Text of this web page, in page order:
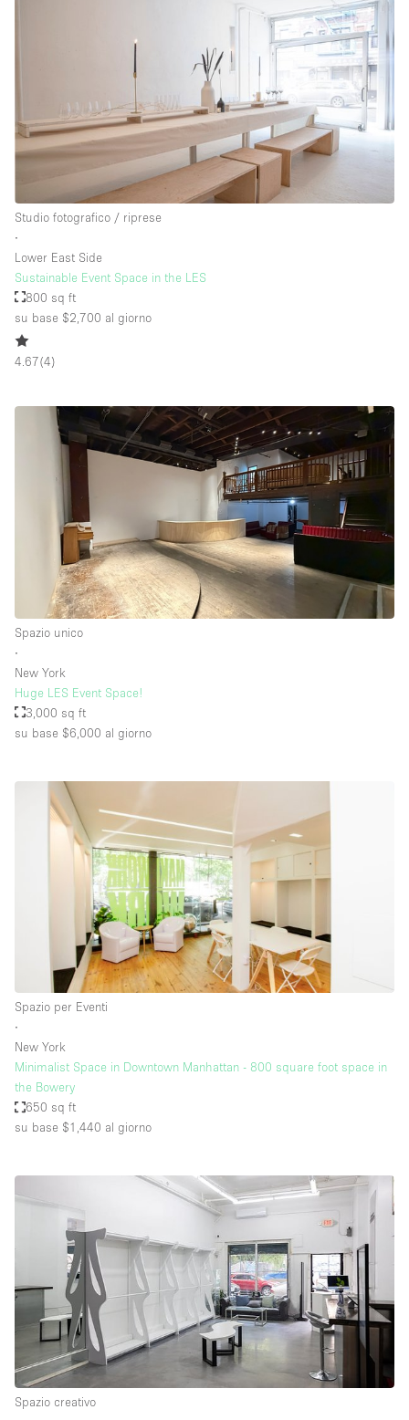
Studio fotografico / riprese
∙
Lower East Side
Sustainable Event Space in the LES
800 sq ft
su base $2,700 al giorno
4.67(4)
Spazio unico
∙
New York
Huge LES Event Space!
3,000 sq ft
su base $6,000 al giorno
Spazio per Eventi
∙
New York
Minimalist Space in Downtown Manhattan - 800 square foot space in
the Bowery
650 sq ft
su base $1,440 al giorno
Spazio creativo